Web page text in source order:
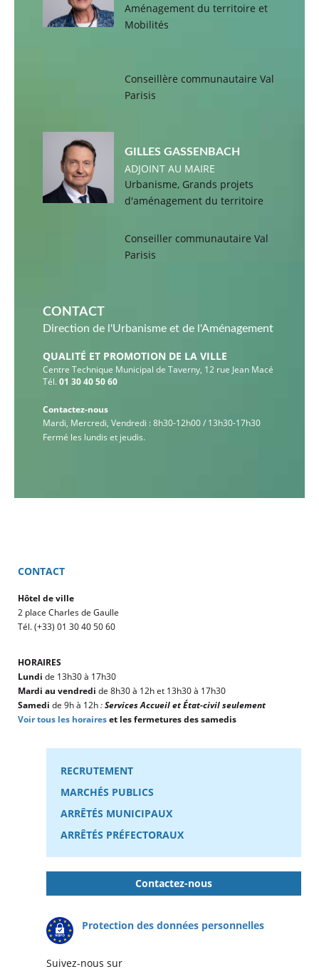
Aménagement du territoire et
Mobilités
Conseillère communautaire Val
Parisis
GILLES GASSENBACH
ADJOINT AU MAIRE
Urbanisme, Grands projets
d'aménagement du territoire
Conseiller communautaire Val
Parisis
CONTACT
Direction de l'Urbanisme et de l'Aménagement
QUALITÉ ET PROMOTION DE LA VILLE
Centre Technique Municipal de Taverny, 12 rue Jean Macé
Tél.01 30 40 50 60
Contactez-nous
Mardi, Mercredi, Vendredi : 8h30-12h00 / 13h30-17h30
Fermé les lundis et jeudis.
CONTACT
Hôtel de ville
2 place Charles de Gaulle
Tél. (+33) 01 30 40 50 60
HORAIRES
Lundi de 13h30 à 17h30
Mardi au vendredi de 8h30 à 12h et 13h30 à 17h30
Samedi de 9h à 12h:Services Accueil et État-civil seulement
Voir tous les horaireset les fermetures des samedis
RECRUTEMENT
MARCHÉS PUBLICS
ARRÊTÉS MUNICIPAUX
ARRÊTÉS PRÉFECTORAUX
Contactez-nous
Protection des données personnelles
Suivez-nous sur